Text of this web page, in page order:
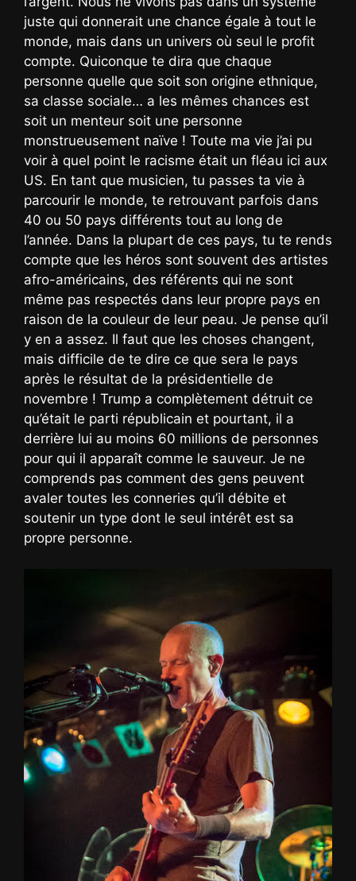
juste qui donnerait une chance égale à tout le
monde, mais dans un univers où seul le profit
compte. Quiconque te dira que chaque
personne quelle que soit son origine ethnique,
sa classe sociale… a les mêmes chances est
soit un menteur soit une personne
monstrueusement naïve ! Toute ma vie j’ai pu
voir à quel point le racisme était un fléau ici aux
US. En tant que musicien, tu passes ta vie à
parcourir le monde, te retrouvant parfois dans
40 ou 50 pays différents tout au long de
l’année. Dans la plupart de ces pays, tu te rends
compte que les héros sont souvent des artistes
afro-américains, des référents qui ne sont
même pas respectés dans leur propre pays en
raison de la couleur de leur peau. Je pense qu’il
y en a assez. Il faut que les choses changent,
mais difficile de te dire ce que sera le pays
après le résultat de la présidentielle de
novembre ! Trump a complètement détruit ce
qu’était le parti républicain et pourtant, il a
derrière lui au moins 60 millions de personnes
pour qui il apparaît comme le sauveur. Je ne
comprends pas comment des gens peuvent
avaler toutes les conneries qu’il débite et
soutenir un type dont le seul intérêt est sa
propre personne.